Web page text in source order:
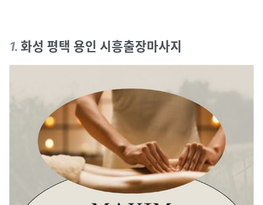
1. 화성 평택 용인 시흥출장마사지